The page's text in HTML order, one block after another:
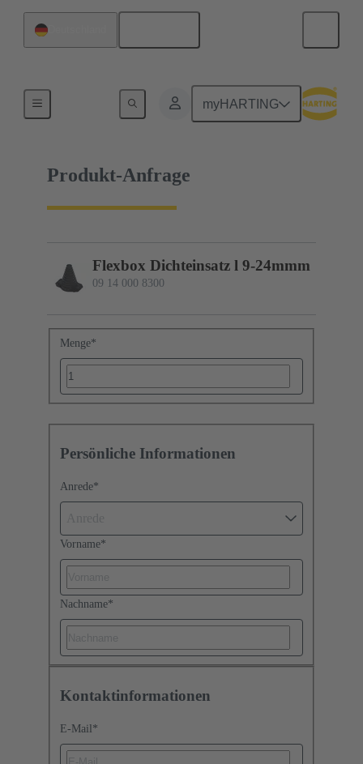
myHARTING
09 14 000 8300
Produkt-Anfrage
Flexbox Dichteinsatz l 9-24mmm
09 14 000 8300
Menge*
Persönliche Informationen
Anrede*
Vorname*
Nachname*
Kontaktinformationen
E-Mail *